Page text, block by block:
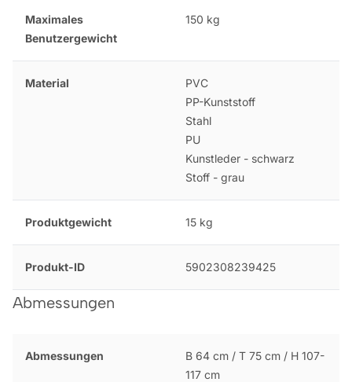
Maximales
Benutzergewicht
150 kg
Material
PVC
PP-Kunststoff
Stahl
PU
Kunstleder - schwarz
Stoff - grau
Produktgewicht 15 kg
Produkt-ID 5902308239425
Abmessungen
Abmessungen
B 64 cm / T 75 cm / H 107-
117 cm